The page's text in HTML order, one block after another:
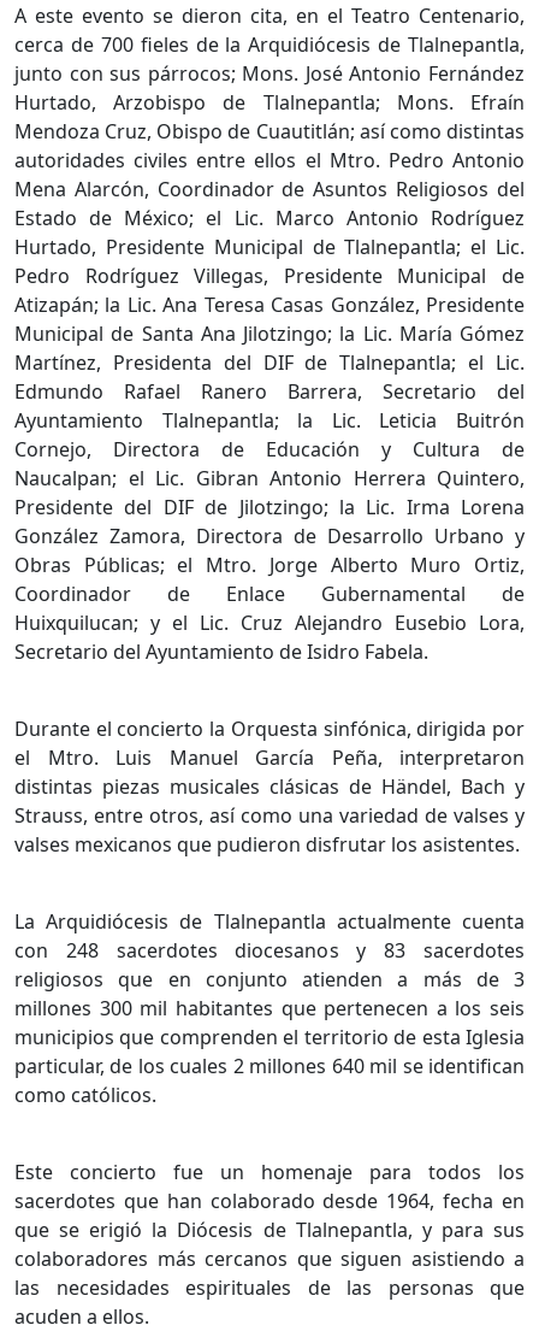
A este evento se dieron cita, en el Teatro Centenario,
cerca de 700 fieles de la Arquidiócesis de Tlalnepantla,
junto con sus párrocos; Mons. José Antonio Fernández
Hurtado, Arzobispo de Tlalnepantla; Mons. Efraín
Mendoza Cruz, Obispo de Cuautitlán; así como distintas
autoridades civiles entre ellos el Mtro. Pedro Antonio
Mena Alarcón, Coordinador de Asuntos Religiosos del
Estado de México; el Lic. Marco Antonio Rodríguez
Hurtado, Presidente Municipal de Tlalnepantla; el Lic.
Pedro Rodríguez Villegas, Presidente Municipal de
Atizapán; la Lic. Ana Teresa Casas González, Presidente
Municipal de Santa Ana Jilotzingo; la Lic. María Gómez
Martínez, Presidenta del DIF de Tlalnepantla; el Lic.
Edmundo Rafael Ranero Barrera, Secretario del
Ayuntamiento Tlalnepantla; la Lic. Leticia Buitrón
Cornejo, Directora de Educación y Cultura de
Naucalpan; el Lic. Gibran Antonio Herrera Quintero,
Presidente del DIF de Jilotzingo; la Lic. Irma Lorena
González Zamora, Directora de Desarrollo Urbano y
Obras Públicas; el Mtro. Jorge Alberto Muro Ortiz,
Coordinador de Enlace Gubernamental de
Huixquilucan; y el Lic. Cruz Alejandro Eusebio Lora,
Secretario del Ayuntamiento de Isidro Fabela.
Durante el concierto la Orquesta sinfónica, dirigida por
el Mtro. Luis Manuel García Peña, interpretaron
distintas piezas musicales clásicas de Händel, Bach y
Strauss, entre otros, así como una variedad de valses y
valses mexicanos que pudieron disfrutar los asistentes.
La Arquidiócesis de Tlalnepantla actualmente cuenta
con 248 sacerdotes diocesanos y 83 sacerdotes
religiosos que en conjunto atienden a más de 3
millones 300 mil habitantes que pertenecen a los seis
municipios que comprenden el territorio de esta Iglesia
particular, de los cuales 2 millones 640 mil se identifican
como católicos.
Este concierto fue un homenaje para todos los
sacerdotes que han colaborado desde 1964, fecha en
que se erigió la Diócesis de Tlalnepantla, y para sus
colaboradores más cercanos que siguen asistiendo a
las necesidades espirituales de las personas que
acuden a ellos.